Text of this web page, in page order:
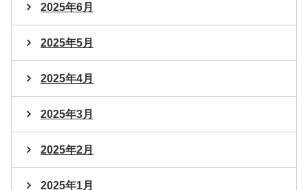
2025年6月
2025年5月
2025年4月
2025年3月
2025年2月
2025年1月